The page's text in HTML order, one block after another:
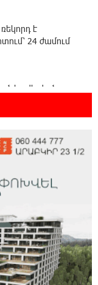
է
24 ժամում
հավելվածը
ում շրջանցել է
թռչող սարք
ին, 13-ին, 14-ին,